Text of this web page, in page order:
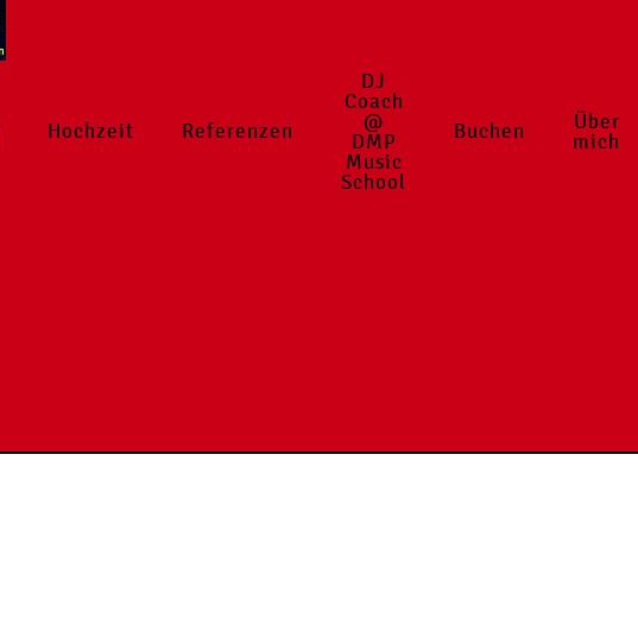
Hochzeit Referenzen
DJ
Coach
@
DMP
Music
School
Buchen
Über
mich